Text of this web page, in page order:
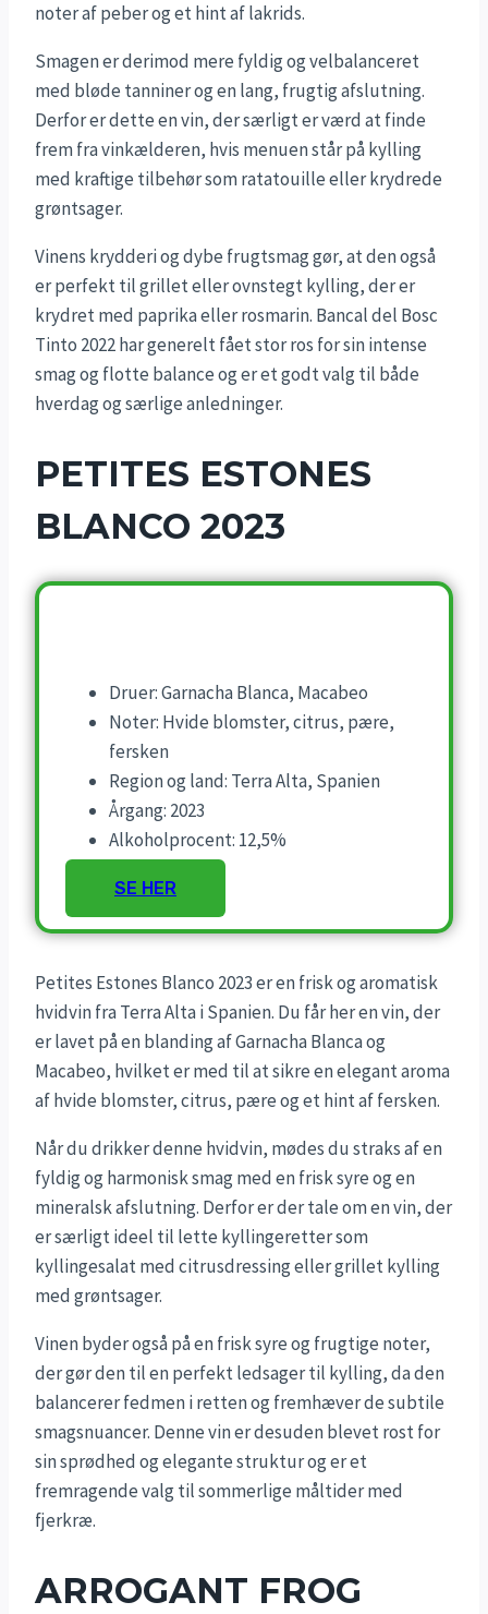
noter af peber og et hint af lakrids.
Smagen er derimod mere fyldig og velbalanceret
med bløde tanniner og en lang, frugtig afslutning.
Derfor er dette en vin, der særligt er værd at finde
frem fra vinkælderen, hvis menuen står på kylling
med kraftige tilbehør som ratatouille eller krydrede
grøntsager.
Vinens krydderi og dybe frugtsmag gør, at den også
er perfekt til grillet eller ovnstegt kylling, der er
krydret med paprika eller rosmarin. Bancal del Bosc
Tinto 2022 har generelt fået stor ros for sin intense
smag og flotte balance og er et godt valg til både
hverdag og særlige anledninger.
PETITES ESTONES
BLANCO 2023
Druer: Garnacha Blanca, Macabeo
Noter: Hvide blomster, citrus, pære,
fersken
Region og land: Terra Alta, Spanien
Årgang: 2023
Alkoholprocent: 12,5%
SE HER
Petites Estones Blanco 2023 er en frisk og aromatisk
hvidvin fra Terra Alta i Spanien. Du får her en vin, der
er lavet på en blanding af Garnacha Blanca og
Macabeo, hvilket er med til at sikre en elegant aroma
af hvide blomster, citrus, pære og et hint af fersken.
Når du drikker denne hvidvin, mødes du straks af en
fyldig og harmonisk smag med en frisk syre og en
mineralsk afslutning. Derfor er der tale om en vin, der
er særligt ideel til lette kyllingeretter som
kyllingesalat med citrusdressing eller grillet kylling
med grøntsager.
Vinen byder også på en frisk syre og frugtige noter,
der gør den til en perfekt ledsager til kylling, da den
balancerer fedmen i retten og fremhæver de subtile
smagsnuancer. Denne vin er desuden blevet rost for
sin sprødhed og elegante struktur og er et
fremragende valg til sommerlige måltider med
fjerkræ.
ARROGANT FROG